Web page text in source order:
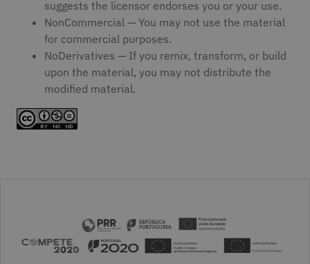
suggests the licensor endorses you or your use.
NonCommercial — You may not use the material
for commercial purposes.
NoDerivatives — If you remix, transform, or build
upon the material, you may not distribute the
modified material.